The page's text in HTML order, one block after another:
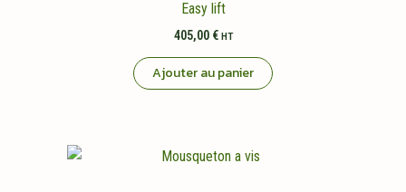
Easy lift
405,00 € HT
Ajouter au panier